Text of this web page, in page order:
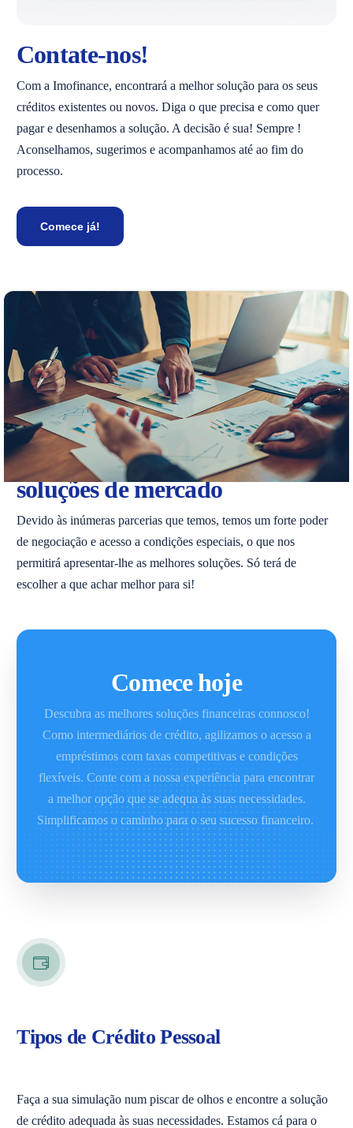
Contate-nos!
Com a Imofinance, encontrará a melhor solução para os seus
créditos existentes ou novos. Diga o que precisa e como quer
pagar e desenhamos a solução. A decisão é sua! Sempre !
Aconselhamos, sugerimos e acompanhamos até ao fim do
processo.
Comece já!
Apresentamos as melhores
soluções de mercado
Devido às inúmeras parcerias que temos, temos um forte poder
de negociação e acesso a condições especiais, o que nos
permitirá apresentar-lhe as melhores soluções. Só terá de
escolher a que achar melhor para si!
Comece hoje
Descubra as melhores soluções financeiras connosco!
Como intermediários de crédito, agilizamos o acesso a
empréstimos com taxas competitivas e condições
flexíveis. Conte com a nossa experiência para encontrar
a melhor opção que se adequa às suas necessidades.
Simplificamos o caminho para o seu sucesso financeiro.
Tipos de Crédito Pessoal
Faça a sua simulação num piscar de olhos e encontre a solução
de crédito adequada às suas necessidades. Estamos cá para o